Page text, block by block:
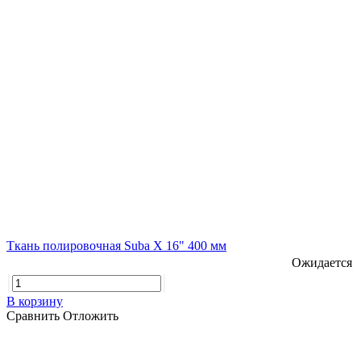
Ткань полировочная Suba X 16" 400 мм
Ожидается
В корзину
Сравнить Отложить